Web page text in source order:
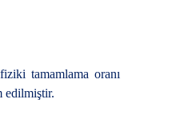
fiziki tamamlama oranı
edilmiştir.